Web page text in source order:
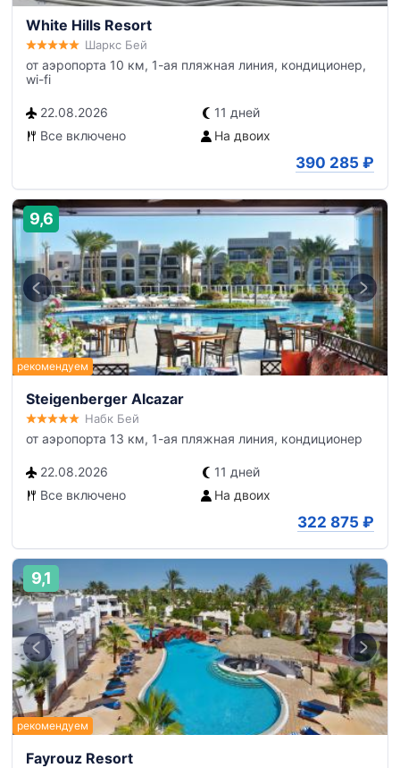
White Hills Resort
Шаркс Бей
от аэропорта 10 км, 1-ая пляжная линия, кондиционер,
wi-fi
22.08.2026
11 дней
Все включено
На двоих
390 285 ₽
9,6
Steigenberger Alcazar
Набк Бей
от аэропорта 13 км, 1-ая пляжная линия, кондиционер
22.08.2026
11 дней
Все включено
На двоих
322 875 ₽
9,1
Fayrouz Resort